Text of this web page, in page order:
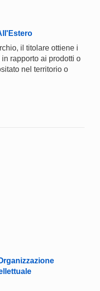
il titolare ottiene i
rapporto ai prodotti o
nel territorio o